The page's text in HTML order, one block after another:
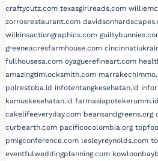
craftycutz.com texasgirlreads.com
zorrosrestaurant.com
wilkinsactiongraphics.com
greeneacresfarmhouse.com
fullhousesa.com oyaguerefineart.com
amazingtimlocksmith.com
polrestoba.id infotentangkesehatan.id
kamuskesehatan.id farmasiapotekerumm.id
cakelifeeveryday.com beansandgreens.org
curbearth.com pacificocolombia.org
pmigconference.com lesleyreynolds.com
eventfulweddingplanning.com